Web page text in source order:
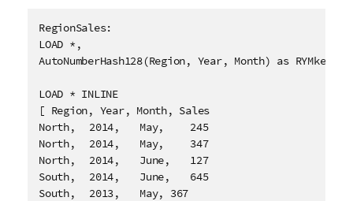
RegionSales:
LOAD *,
AutoNumberHash128(Region, Year, Month) as RYMkey;
LOAD * INLINE
[ Region, Year, Month, Sales
North,	2014,	May,	245
North,	2014,	May,	347
North,	2014,	June,	127
South,	2014,	June,	645
South,	2013,	May, 367